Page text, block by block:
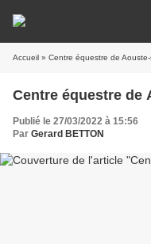
Accueil » Centre équestre de Aouste-
Centre équestre de
Publié le 27/03/2022 à 15:56
Par Gerard BETTON